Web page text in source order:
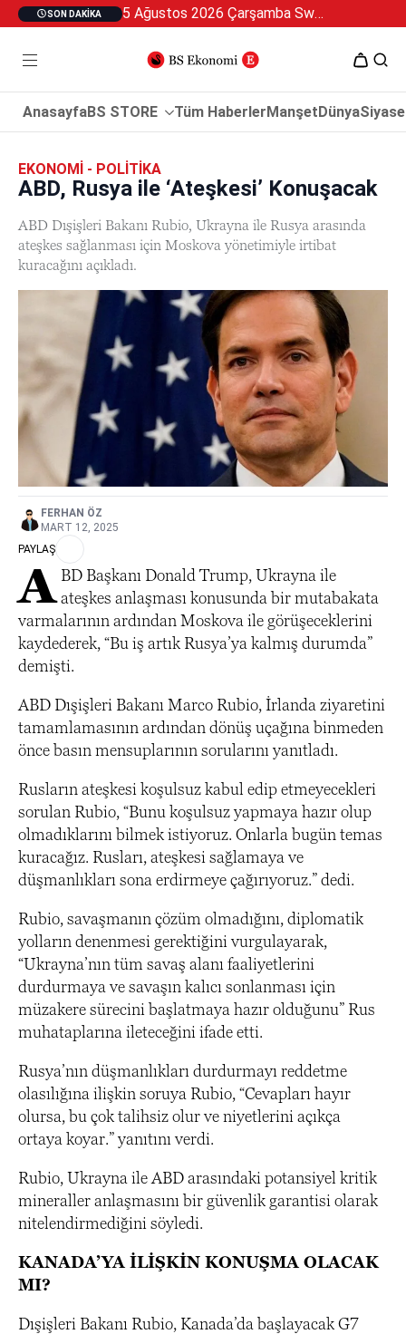
SON DAKIKA 5 Ağustos 2026 Çarşamba Swan Özel 2
AnasayfaBS STORE Tüm HaberlerManşetDünya
EKONOMI - POLITIKA
ABD, Rusya ile ‘Ateşkesi’ Konuşacak
ABD Dışişleri Bakanı Rubio, Ukrayna ile Rusya arasında
ateşkes sağlanması için Moskova yönetimiyle irtibat
kuracağını açıkladı.
FERHAN ÖZ
MART 12, 2025
PAYLAŞ
A BD Başkanı Donald Trump, Ukrayna ile
ateşkes anlaşması konusunda bir mutabakata
varmalarının ardından Moskova ile görüşeceklerini
kaydederek, “Bu iş artık Rusya’ya kalmış durumda”
demişti.
ABD Dışişleri Bakanı Marco Rubio, İrlanda ziyaretini
tamamlamasının ardından dönüş uçağına binmeden
önce basın mensuplarının sorularını yanıtladı.
Rusların ateşkesi koşulsuz kabul edip etmeyecekleri
sorulan Rubio, “Bunu koşulsuz yapmaya hazır olup
olmadıklarını bilmek istiyoruz. Onlarla bugün temas
kuracağız. Rusları, ateşkesi sağlamaya ve
düşmanlıkları sona erdirmeye çağırıyoruz.” dedi.
Rubio, savaşmanın çözüm olmadığını, diplomatik
yolların denenmesi gerektiğini vurgulayarak,
“Ukrayna’nın tüm savaş alanı faaliyetlerini
durdurmaya ve savaşın kalıcı sonlanması için
müzakere sürecini başlatmaya hazır olduğunu” Rus
muhataplarına ileteceğini ifade etti.
Rusya’nın düşmanlıkları durdurmayı reddetme
olasılığına ilişkin soruya Rubio, “Cevapları hayır
olursa, bu çok talihsiz olur ve niyetlerini açıkça
ortaya koyar.” yanıtını verdi.
Rubio, Ukrayna ile ABD arasındaki potansiyel kritik
mineraller anlaşmasını bir güvenlik garantisi olarak
nitelendirmediğini söyledi.
KANADA’YA İLİŞKİN KONUŞMA OLACAK
MI?
Dışişleri Bakanı Rubio, Kanada’da başlayacak G7